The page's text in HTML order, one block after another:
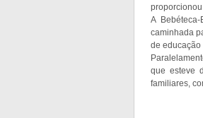
A
caminhada
de educação
que esteve
familiares,